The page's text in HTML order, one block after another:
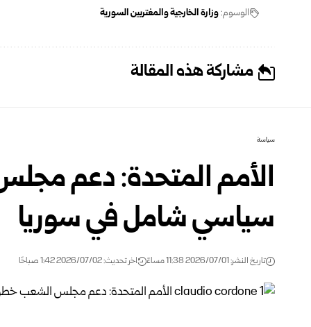
الوسوم:وزارة الخارجية والمغتربين السورية
مشاركة هذه المقالة
سياسة
الأمم المتحدة: دعم
سياسي شامل في سوريا
تاريخ النشر: 2026/07/01 11:38 مساءً اخر تحديث: 2026/07/02 1:42 صباحًا